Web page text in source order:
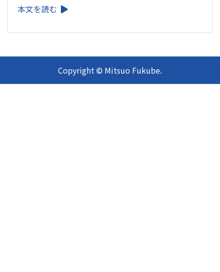
本文を読む
Copyright © Mitsuo Fukube.